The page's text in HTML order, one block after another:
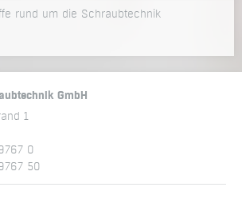
für Schrauben SEV2001
für Schrauben SEV2001
für Schrauben SEV2001
für Schrauben SEV2501
rund um die Schraubtechnik
GmbH
1
0
50